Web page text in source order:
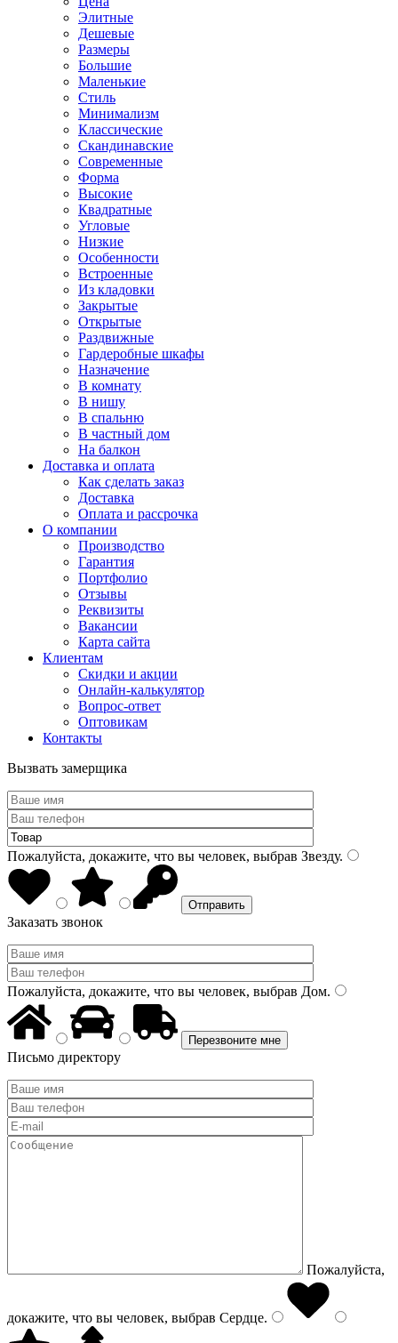
Элитные
Дешевые
Размеры
Большие
Маленькие
Стиль
Минимализм
Классические
Скандинавские
Современные
Форма
Высокие
Квадратные
Угловые
Низкие
Особенности
Встроенные
Из кладовки
Закрытые
Открытые
Раздвижные
Гардеробные шкафы
Назначение
В комнату
В нишу
В спальню
В частный дом
На балкон
Доставка и оплата
Как сделать заказ
Доставка
Оплата и рассрочка
О компании
Производство
Гарантия
Портфолио
Отзывы
Реквизиты
Вакансии
Карта сайта
Клиентам
Скидки и акции
Онлайн-калькулятор
Вопрос-ответ
Оптовикам
Контакты
Вызвать замерщика
Пожалуйста, докажите, что вы человек, выбрав Звезду.
Заказать звонок
Пожалуйста, докажите, что вы человек, выбрав Дом.
Письмо директору
Пожалуйста,
докажите, что вы человек, выбрав Сердце.